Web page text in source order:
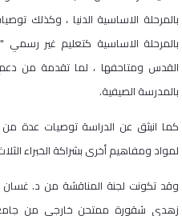
القدس ومتاحفها ، لما تقدمة من
بالمدرسة الصيفية.
كما انبثق عن الدراسة توصيات عدة
لمواد ومفاهيم أخرى بشراكة الخبراء
وقد تكونت لجنة المناقشة من د.
زهدي شقورة ممتحن خارجي من